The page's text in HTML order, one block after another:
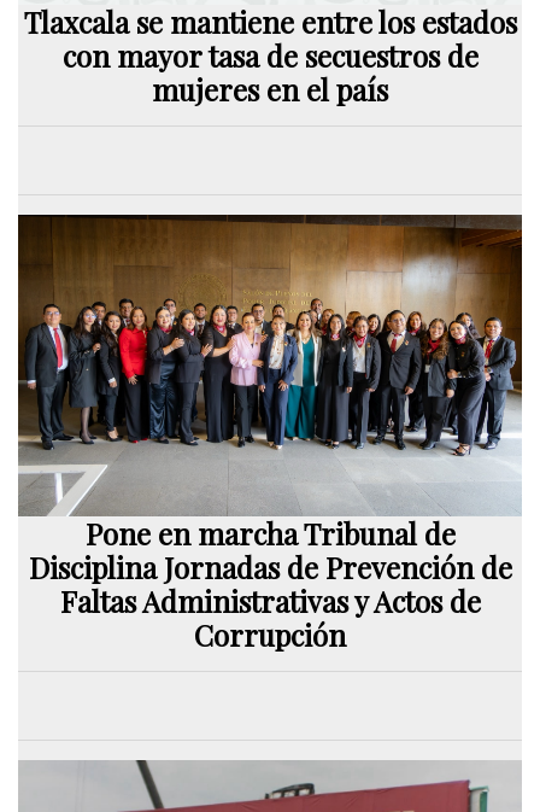
Tlaxcala se mantiene entre los estados
con mayor tasa de secuestros de
mujeres en el país
Pone en marcha Tribunal de
Disciplina Jornadas de Prevención de
Faltas Administrativas y Actos de
Corrupción